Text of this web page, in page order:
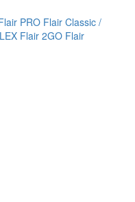
PRO Flair Classic /
Flair 2GO Flair